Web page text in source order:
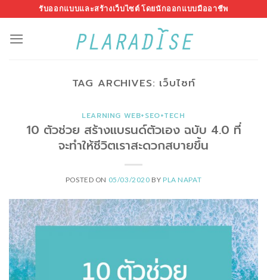
content
รับออกแบบและสร้างเว็บไซต์ โดยนักออกแบบมืออาชีพ
TAG ARCHIVES: เว็บไซท์
LEARNING WEB+SEO+TECH
10 ตัวช่วย สร้างแบรนด์ตัวเอง ฉบับ 4.0 ที่
จะทำให้ชีวิตเราสะดวกสบายขึ้น
POSTED ON 05/03/2020 BY PLA NAPAT